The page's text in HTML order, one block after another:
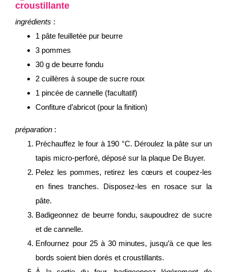
croustillante
ingrédients :
1 pâte feuilletée pur beurre
3 pommes
30 g de beurre fondu
2 cuillères à soupe de sucre roux
1 pincée de cannelle (facultatif)
Confiture d’abricot (pour la finition)
préparation :
Préchauffez le four à 190 °C. Déroulez la pâte sur un
tapis micro-perforé, déposé sur la plaque De Buyer.
Pelez les pommes, retirez les cœurs et coupez-les
en fines tranches. Disposez-les en rosace sur la
pâte.
Badigeonnez de beurre fondu, saupoudrez de sucre
et de cannelle.
Enfournez pour 25 à 30 minutes, jusqu’à ce que les
bords soient bien dorés et croustillants.